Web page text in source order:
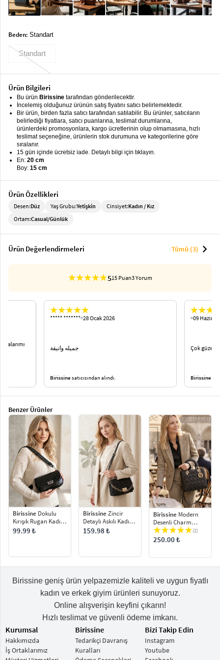
Takımlarkeyboard_arrow_down
Giyimkeyboard_arrow_down
Dış
Giyim
Tesettür
Giyim
keyboard_arrow_down
Büyük
Bedenkeyboard_arrow_down
İç
Giyimkeyboard_arrow_down
Beden: Standart
Standart
Ürün Bilgileri
Bu ürün Birissine tarafından gönderilecektir.
İncelemiş olduğunuz ürünün satış fiyatını satıcı belirlemektedir.
Bir ürün, birden fazla satıcı tarafından satılabilir. Bu ürünler, satıcıların
belirlediği fiyatlara, satıcı puanlarına, teslimat durumlarına,
ürünlerdeki promosyonlara, kargo ücretlerinin olup olmamasına, hızlı
teslimat seçeneğine, ürünlerin stok durumuna ve kategorilerine göre
sıralanır.
15 gün içinde ücretsiz iade. Detaylı bilgi için tıklayın.
En: 20 cm
Boy: 15 cm
Ürün Özellikleri
Desen:Düz Yaş Grubu:Yetişkin Cinsiyet:Kadın / Kız
Ortam:Casual/Günlük
Ürün Değerlendirmeleri Tümü (3) chevron_right
515 Puan3 Yorum
***** ******* 28 Ocak 2026
جميله وانيقة
Birissinesatıcısından alındı.
09 Haziran
Çok güzel
Birissine
Benzer Ürünler
Birissine Dokulu
Kırışık Rugan Kadın
Omuz Çantası
99.99 ₺
Birissine Zincir
Detaylı Askılı Kadın
Omuz Çantası
159.98 ₺
Birissine Modern
Desenli Charm
Detaylı Kadın Omuz
Çantası
(2)
250.00 ₺
Birissine geniş ürün yelpazemizle kaliteli ve uygun fiyatlı
kadın ve erkek giyim ürünleri sunuyoruz.
Online alışverişin keyfini çıkarın!
Hızlı teslimat ve güvenli ödeme imkanı.
Kurumsal
Hakkımızda
İş Ortaklarımız
Birissine
Tedarikçi Davranış
Kuralları
Bizi Takip Edin
Instagram
Youtube